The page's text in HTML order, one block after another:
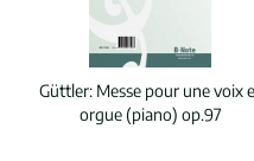
Güttler: Messe pour une voix
orgue (piano) op.97